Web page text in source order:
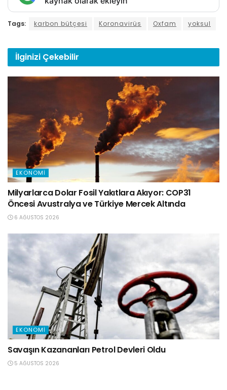
Tags: karbon bütçesi Koronavirüs Oxfam yoksul
İlginizi Çekebilir
EKONOMI
Milyarlarca Dolar Fosil Yakıtlara Akıyor: COP31
Öncesi Avustralya ve Türkiye Mercek Altında
6 AĞUSTOS 2026
EKONOMI
Savaşın Kazananları Petrol Devleri Oldu
5 AĞUSTOS 2026